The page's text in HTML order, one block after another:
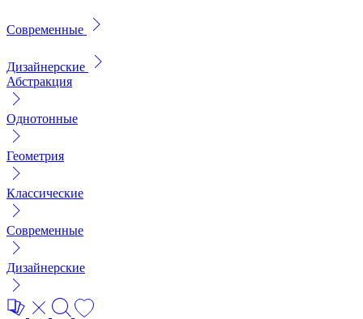
Современные
Дизайнерские
Абстракция
Однотонные
Геометрия
Классические
Современные
Дизайнерские